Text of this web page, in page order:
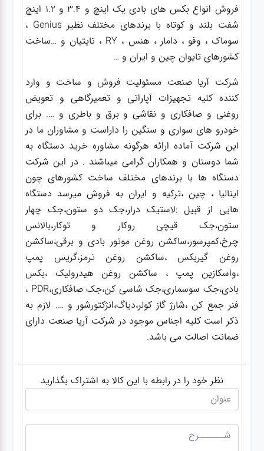
فروش انواع بکس های بادی یک اینچ و 3.4 و 1.2 اینچ
شفت بلند و کوتاه با برندهای مختلف نظیر Genius ،
سوماک ، وفو ، دامار ، هنس ، RY ، تایتیان و …ساخت
کشورهای تایوان چین و ایران و …
شرکت آریا صنعت مسئولیت فروش و ساخت و وارد
کننده کلیه تجهیزات آپاراتی و تعمیرگاهی و تعویض
روغنی و صافکاری و نقاشی و برق و باطری و …. برای
خودرو های سواری و سنگین را داراست و مشاوران ما در
این شرکت آماده ارائه هرگونه مشاوره خرید دستگاه به
شما دوستان و همکاران گرامی میباشند . در این شرکت
دستگاه ها با برندهای مختلف ساخت کشورهای چون
ایتالیا ، چین ،ترکیه و ایران به فروش میرسد دستگاه
هایی از قبیل :لاستیک درار،جک دو ستون،جک چهار
ستون،جک قیچی روکار و توکار،بالانس
چرخ،کمپرسور،ساکشن روغن موتور بادی و برقی،ساکشن
روغن گیربکس ،ساکشن روغن ترمز،گریس پمپ
،واسکازین پمپ ، ساکشن روغن هیدرولیک ،بکس
بادی،جک سوسماری،جک شاسی کن،جک صافکاری،PDR ،
فنر جمع کن ،شارژ گاز کولر،دیاگ،انژکتورشور و …. لازم به
ذکر است کلیه اجناس موجود در شرکت آریا صنعت دارای
ضمانت اصالت می باشد.
نظر خود را در رابطه با این کالا به اشتراک بگذارید